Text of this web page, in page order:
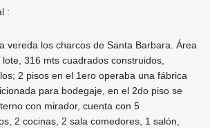
:
vereda los charcos de Santa Barbara. Área
316 mts cuadrados construidos,
2 pisos en el 1ero operaba una fábrica
para bodegaje, en el 2do piso se
con mirador, cuenta con 5
2 cocinas, 2 sala comedores, 1 salón,